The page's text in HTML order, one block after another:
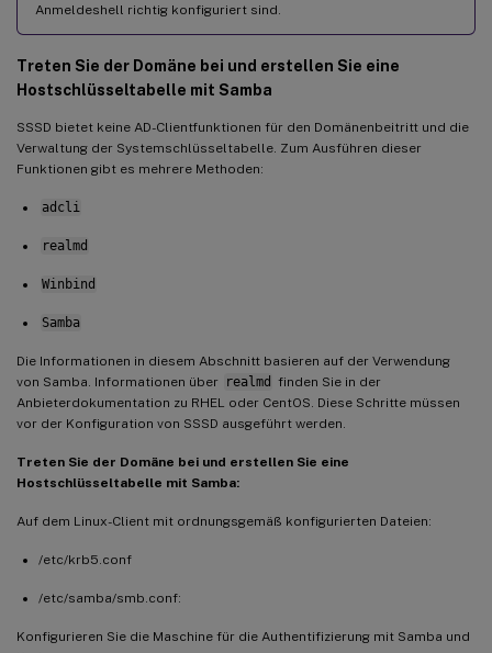
Anmeldeshell richtig konfiguriert sind.
Treten Sie der Domäne bei und erstellen Sie eine
Hostschlüsseltabelle mit Samba
SSSD bietet keine AD-Clientfunktionen für den Domänenbeitritt und die
Verwaltung der Systemschlüsseltabelle. Zum Ausführen dieser
Funktionen gibt es mehrere Methoden:
adcli
realmd
Winbind
Samba
Die Informationen in diesem Abschnitt basieren auf der Verwendung
von Samba. Informationen über realmd finden Sie in der
Anbieterdokumentation zu RHEL oder CentOS. Diese Schritte müssen
vor der Konfiguration von SSSD ausgeführt werden.
Treten Sie der Domäne bei und erstellen Sie eine
Hostschlüsseltabelle mit Samba:
Auf dem Linux-Client mit ordnungsgemäß konfigurierten Dateien:
/etc/krb5.conf
/etc/samba/smb.conf:
Konfigurieren Sie die Maschine für die Authentifizierung mit Samba und